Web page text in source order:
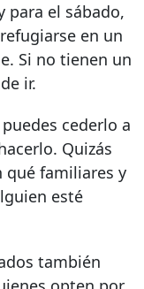
para el sábado,
en un
Si no tienen un
ir.
cederlo a
Quizás
qué familiares y
esté
también